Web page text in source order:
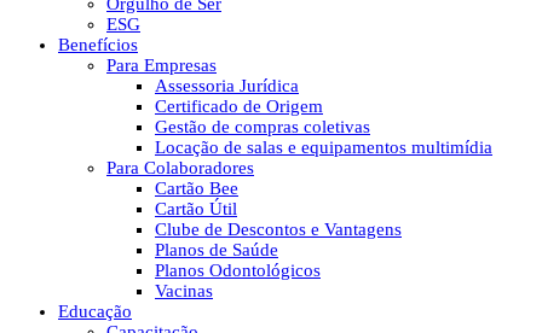
ESG
Benefícios
Para Empresas
Assessoria Jurídica
Certificado de Origem
Gestão de compras coletivas
Locação de salas e equipamentos multimídia
Para Colaboradores
Cartão Bee
Cartão Útil
Clube de Descontos e Vantagens
Planos de Saúde
Planos Odontológicos
Vacinas
Educação